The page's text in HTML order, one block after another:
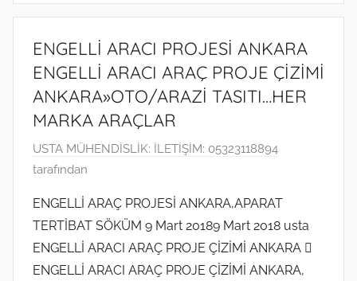
i
d
e
g
ö
d
r
i
l
m
ENGELLİ ARACI PROJESİ ANKARA
ENGELLİ ARACI ARAÇ PROJE ÇİZİMİ
ANKARA»OTO/ARAZİ TASITI…HER
MARKA ARAÇLAR
1
2
u
b
a
t
USTA MÜHENDİSLİK: İLETİŞİM: 05323118894
tarafından
ENGELLİ ARAÇ PROJESİ ANKARA,APARAT
TERTİBAT SÖKÜM 9 Mart 20189 Mart 2018 usta
ENGELLİ ARACI ARAÇ PROJE ÇİZİMİ ANKARA 
ENGELLİ ARACI ARAÇ PROJE ÇİZİMİ ANKARA,